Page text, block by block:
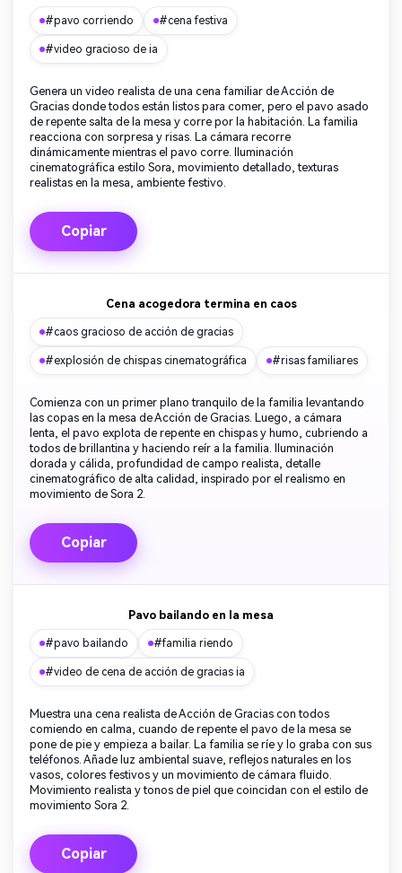
#pavo corriendo #cena festiva
#video gracioso de ia
Genera un video realista de una cena familiar de Acción de
Gracias donde todos están listos para comer, pero el pavo asado
de repente salta de la mesa y corre por la habitación. La familia
reacciona con sorpresa y risas. La cámara recorre
dinámicamente mientras el pavo corre. Iluminación
cinematográfica estilo Sora, movimiento detallado, texturas
realistas en la mesa, ambiente festivo.
Copiar
Cena acogedora termina en caos
#caos gracioso de acción de gracias
#explosión de chispas cinematográfica #risas familiares
Comienza con un primer plano tranquilo de la familia levantando
las copas en la mesa de Acción de Gracias. Luego, a cámara
lenta, el pavo explota de repente en chispas y humo, cubriendo a
todos de brillantina y haciendo reír a la familia. Iluminación
dorada y cálida, profundidad de campo realista, detalle
cinematográfico de alta calidad, inspirado por el realismo en
movimiento de Sora 2.
Copiar
Pavo bailando en la mesa
#pavo bailando #familia riendo
#video de cena de acción de gracias ia
Muestra una cena realista de Acción de Gracias con todos
comiendo en calma, cuando de repente el pavo de la mesa se
pone de pie y empieza a bailar. La familia se ríe y lo graba con sus
teléfonos. Añade luz ambiental suave, reflejos naturales en los
vasos, colores festivos y un movimiento de cámara fluido.
Movimiento realista y tonos de piel que coincidan con el estilo de
movimiento Sora 2.
Copiar